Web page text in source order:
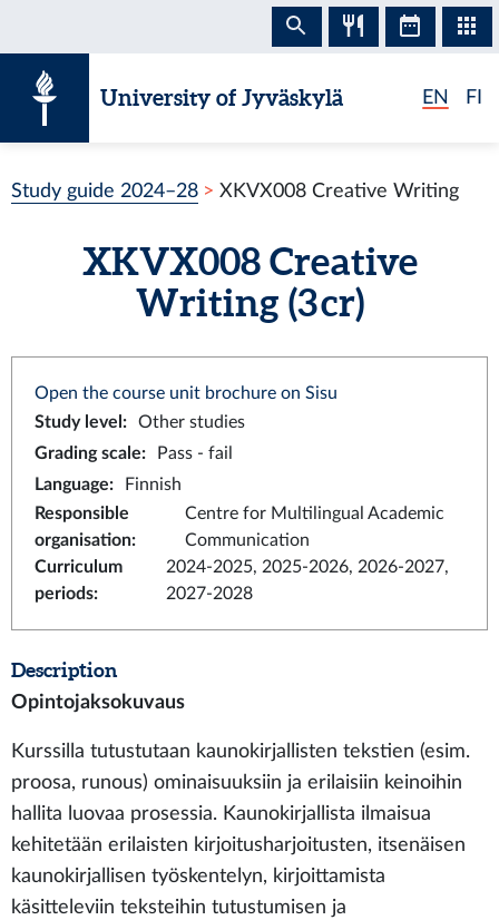
University of Jyväskylä EN FI
Study guide 2024–28 XKVX008 Creative Writing
XKVX008 Creative
Writing (3 cr)
Open the course unit brochure on Sisu
Study level :
Other studies
Grading scale:
Pass - fail
Language:
Finnish
Responsible
organisation:
Centre for Multilingual Academic
Communication
Curriculum
periods:
2024-2025, 2025-2026, 2026-2027,
2027-2028
Description
Opintojaksokuvaus
Kurssilla tutustutaan kaunokirjallisten tekstien (esim.
proosa, runous) ominaisuuksiin ja erilaisiin keinoihin
hallita luovaa prosessia. Kaunokirjallista ilmaisua
kehitetään erilaisten kirjoitusharjoitusten, itsenäisen
kaunokirjallisen työskentelyn, kirjoittamista
käsitteleviin teksteihin tutustumisen ja